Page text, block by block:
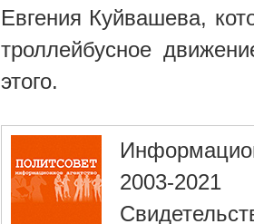
Евгения Куйвашева,
троллейбусное
этого.
2003-2021